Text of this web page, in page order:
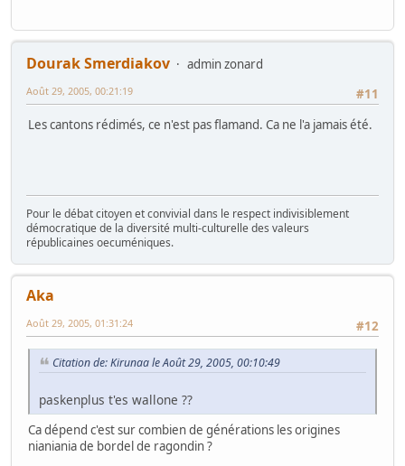
Dourak Smerdiakov
admin zonard
#11
Août 29, 2005, 00:21:19
Les cantons rédimés, ce n'est pas flamand. Ca ne l'a jamais été.
Pour le débat citoyen et convivial dans le respect indivisiblement
démocratique de la diversité multi-culturelle des valeurs
républicaines oecuméniques.
Aka
#12
Août 29, 2005, 01:31:24
Citation de: Kirunaa le Août 29, 2005, 00:10:49
paskenplus t'es wallone ??
Ca dépend c'est sur combien de générations les origines
nianiania de bordel de ragondin ?